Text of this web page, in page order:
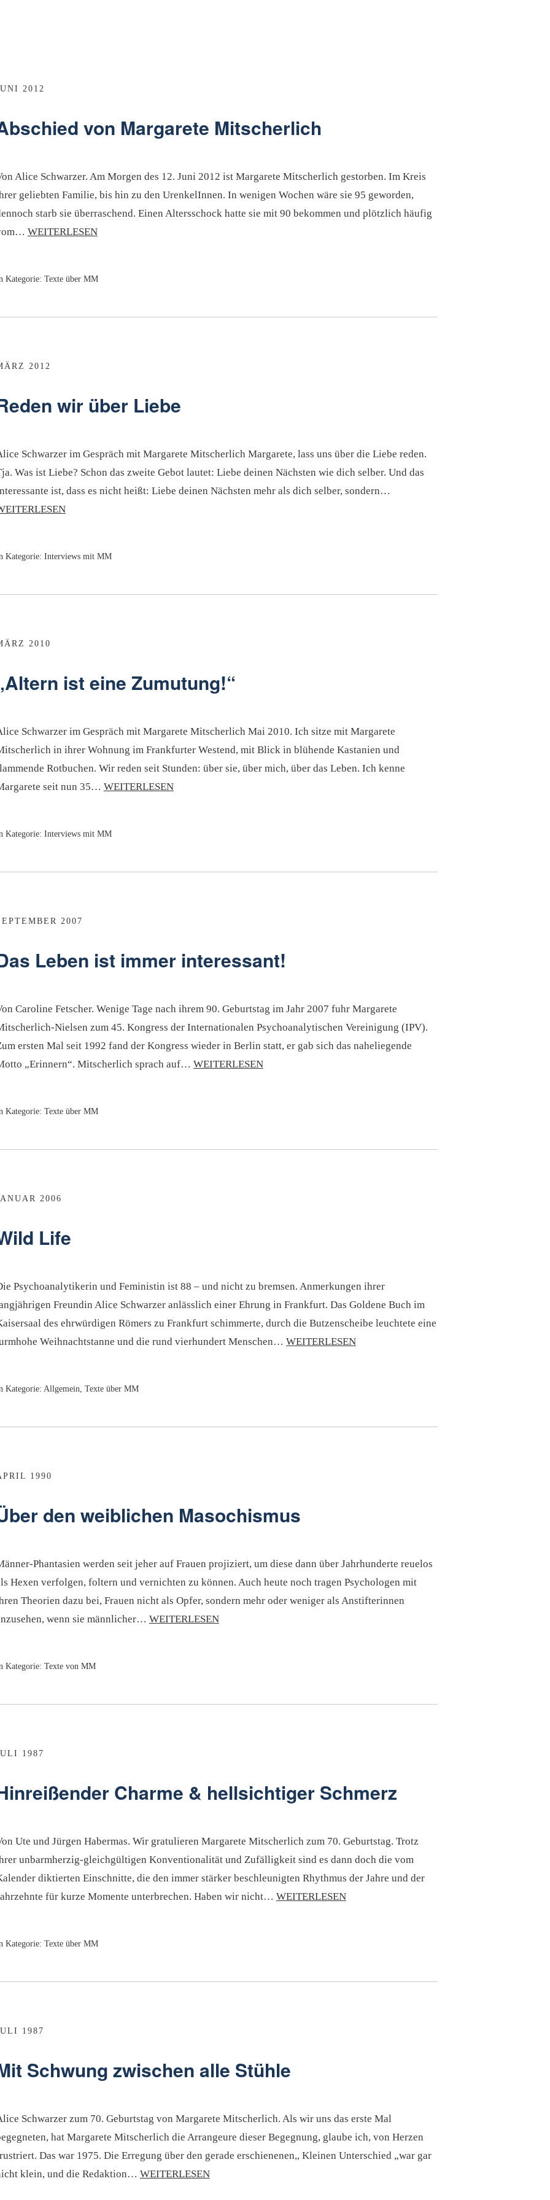
2012
von Margarete Mitscherlich
Alice Schwarzer. Am Morgen des 12. Juni 2012 ist Margarete Mitscherlich gestorben. Im Kreis
geliebten Familie, bis hin zu den UrenkelInnen. In wenigen Wochen wäre sie 95 geworden,
starb sie überraschend. Einen Altersschock hatte sie mit 90 bekommen und plötzlich häufig
WEITERLESEN
Kategorie: Texte über MM
2012
wir über Liebe
Schwarzer im Gespräch mit Margarete Mitscherlich Margarete, lass uns über die Liebe reden.
Was ist Liebe? Schon das zweite Gebot lautet: Liebe deinen Nächsten wie dich selber. Und das
ist, dass es nicht heißt: Liebe deinen Nächsten mehr als dich selber, sondern…
Kategorie: Interviews mit MM
2010
ist eine Zumutung!“
Schwarzer im Gespräch mit Margarete Mitscherlich Mai 2010. Ich sitze mit Margarete
in ihrer Wohnung im Frankfurter Westend, mit Blick in blühende Kastanien und
Rotbuchen. Wir reden seit Stunden: über sie, über mich, über das Leben. Ich kenne
seit nun 35… WEITERLESEN
Kategorie: Interviews mit MM
2007
Leben ist immer interessant!
Caroline Fetscher. Wenige Tage nach ihrem 90. Geburtstag im Jahr 2007 fuhr Margarete
Nielsen zum 45. Kongress der Internationalen Psychoanalytischen Vereinigung (IPV).
ersten Mal seit 1992 fand der Kongress wieder in Berlin statt, er gab sich das naheliegende
„Erinnern“. Mitscherlich sprach auf… WEITERLESEN
Kategorie: Texte über MM
2006
Life
Psychoanalytikerin und Feministin ist 88 – und nicht zu bremsen. Anmerkungen ihrer
Freundin Alice Schwarzer anlässlich einer Ehrung in Frankfurt. Das Goldene Buch im
des ehrwürdigen Römers zu Frankfurt schimmerte, durch die Butzenscheibe leuchtete eine
Weihnachtstanne und die rund vierhundert Menschen… WEITERLESEN
Kategorie: Allgemein, Texte über MM
1990
den weiblichen Masochismus
Phantasien werden seit jeher auf Frauen projiziert, um diese dann über Jahrhunderte reuelos
Hexen verfolgen, foltern und vernichten zu können. Auch heute noch tragen Psychologen mit
Theorien dazu bei, Frauen nicht als Opfer, sondern mehr oder weniger als Anstifterinnen
wenn sie männlicher… WEITERLESEN
Kategorie: Texte von MM
1987
Charme & hellsichtiger Schmerz
Ute und Jürgen Habermas. Wir gratulieren Margarete Mitscherlich zum 70. Geburtstag. Trotz
unbarmherzig-gleichgültigen Konventionalität und Zufälligkeit sind es dann doch die vom
diktierten Einschnitte, die den immer stärker beschleunigten Rhythmus der Jahre und der
für kurze Momente unterbrechen. Haben wir nicht… WEITERLESEN
Kategorie: Texte über MM
1987
Schwung zwischen alle Stühle
Schwarzer zum 70. Geburtstag von Margarete Mitscherlich. Als wir uns das erste Mal
hat Margarete Mitscherlich die Arrangeure dieser Begegnung, glaube ich, von Herzen
Das war 1975. Die Erregung über den gerade erschienenen,, Kleinen Unterschied „war gar
klein, und die Redaktion… WEITERLESEN